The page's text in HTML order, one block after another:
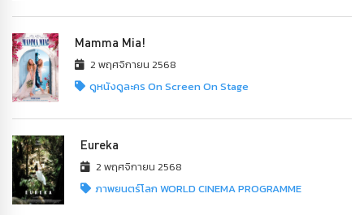
Mamma Mia!
2 พฤศจิกายน 2568
ดูหนังดูละคร On Screen On Stage
Eureka
2 พฤศจิกายน 2568
ภาพยนตร์โลก WORLD CINEMA PROGRAMME